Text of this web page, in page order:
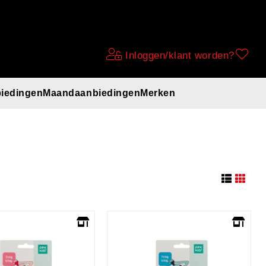
Inloggen/klant worden?
Maandaanbiedingen Merken